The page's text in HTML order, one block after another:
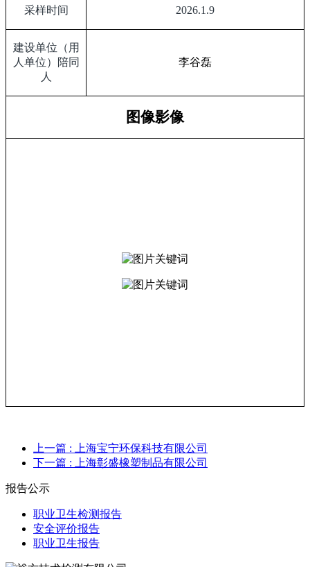
采样时间 2026.1.9
建设单位（用
人单位）陪同
人
李谷磊
图像影像
上一篇 : 上海宝宁环保科技有限公司
下一篇 : 上海彰盛橡塑制品有限公司
报告公示
职业卫生检测报告
安全评价报告
职业卫生报告